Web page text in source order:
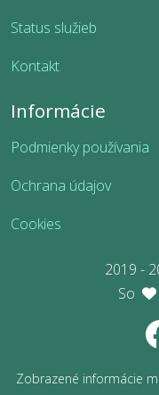
Status služieb
Kontakt
Informácie
Podmienky používania
Ochrana údajov
Cookies
2019 -
So
Zobrazené informácie